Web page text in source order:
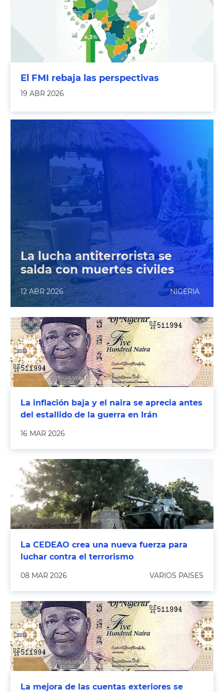
El FMI rebaja las perspectivas
19 ABR 2026
La lucha antiterrorista se
salda con muertes civiles
12 ABR 2026 NIGERIA
La inflación baja y el naira se aprecia antes
del estallido de la guerra en Irán
16 MAR 2026
La CEDEAO crea una nueva fuerza para
luchar contra el terrorismo
08 MAR 2026 VARIOS PAISES
La mejora de las cuentas exteriores se